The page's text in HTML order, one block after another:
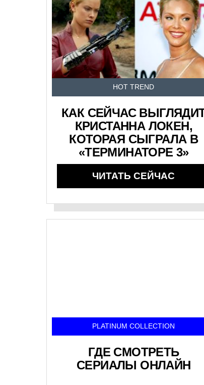
HOT TREND
КАК СЕЙЧАС
КРИСТАННА ЛОКЕН,
КОТОРАЯ СЫГРАЛА В
«ТЕРМИНАТОРЕ 3»
ЧИТАТЬ СЕЙЧАС
PLATINUM COLLECTION
ГДЕ СМОТРЕТЬ
СЕРИАЛЫ ОНЛАЙН